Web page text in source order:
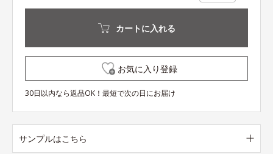
カートに入れる
お気に入り登録
30日以内なら返品OK！最短で次の日にお届け
サンプルはこちら